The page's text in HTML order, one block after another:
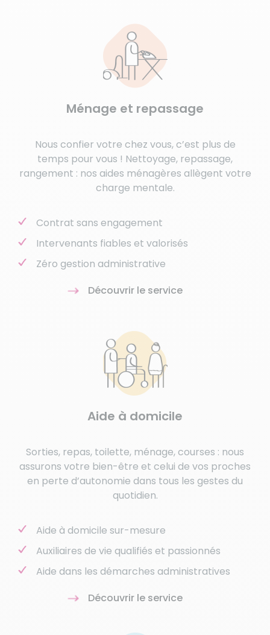
Ménage et repassage
Nous confier votre chez vous, c’est plus de
temps pour vous ! Nettoyage, repassage,
rangement : nos aides ménagères allègent votre
charge mentale.
Contrat sans engagement
Intervenants fiables et valorisés
Zéro gestion administrative
Découvrir le service
Aide à domicile
Sorties, repas, toilette, ménage, courses : nous
assurons votre bien-être et celui de vos proches
en perte d’autonomie dans tous les gestes du
quotidien.
Aide à domicile sur-mesure
Auxiliaires de vie qualifiés et passionnés
Aide dans les démarches administratives
Découvrir le service